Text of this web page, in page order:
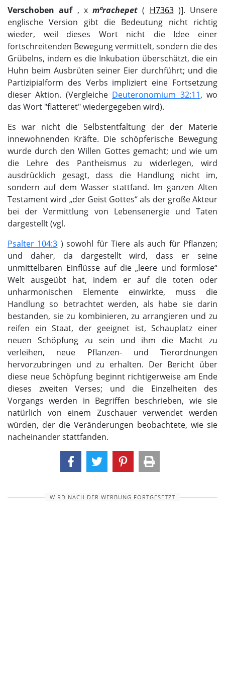
Verschoben auf, х mªrachepet ( H7363)]. Unsere
englische Version gibt die Bedeutung nicht richtig
wieder, weil dieses Wort nicht die Idee einer
fortschreitenden Bewegung vermittelt, sondern die des
Grübelns, indem es die Inkubation überschätzt, die ein
Huhn beim Ausbrüten seiner Eier durchführt; und die
Partizipialform des Verbs impliziert eine Fortsetzung
dieser Aktion. (Vergleiche Deuteronomium 32:11, wo
das Wort "flatteret" wiedergegeben wird).
Es war nicht die Selbstentfaltung der der Materie
innewohnenden Kräfte. Die schöpferische Bewegung
wurde durch den Willen Gottes gemacht; und wie um
die Lehre des Pantheismus zu widerlegen, wird
ausdrücklich gesagt, dass die Handlung nicht im,
sondern auf dem Wasser stattfand. Im ganzen Alten
Testament wird „der Geist Gottes“ als der große Akteur
bei der Vermittlung von Lebensenergie und Taten
dargestellt (vgl.
Psalter 104:3 ) sowohl für Tiere als auch für Pflanzen;
und daher, da dargestellt wird, dass er seine
unmittelbaren Einflüsse auf die „leere und formlose“
Welt ausgeübt hat, indem er auf die toten oder
unharmonischen Elemente einwirkte, muss die
Handlung so betrachtet werden, als habe sie darin
bestanden, sie zu kombinieren, zu arrangieren und zu
reifen ein Staat, der geeignet ist, Schauplatz einer
neuen Schöpfung zu sein und ihm die Macht zu
verleihen, neue Pflanzen- und Tierordnungen
hervorzubringen und zu erhalten. Der Bericht über
diese neue Schöpfung beginnt richtigerweise am Ende
dieses zweiten Verses; und die Einzelheiten des
Vorgangs werden in Begriffen beschrieben, wie sie
natürlich von einem Zuschauer verwendet werden
würden, der die Veränderungen beobachtete, wie sie
nacheinander stattfanden.
WIRD NACH DER WERBUNG FORTGESETZT